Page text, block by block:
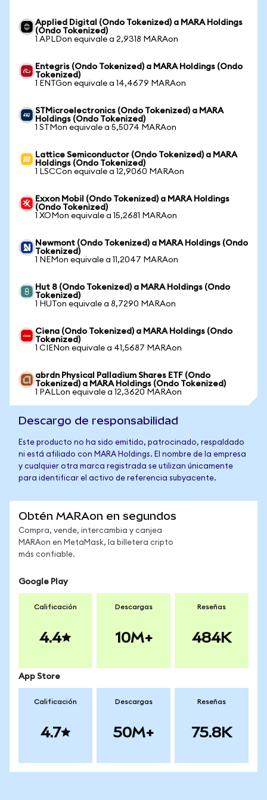
Applied Digital (Ondo Tokenized) a MARA Holdings
(Ondo Tokenized)
1 APLDon equivale a 2,9318 MARAon
Entegris (Ondo Tokenized) a MARA Holdings (Ondo
Tokenized)
1 ENTGon equivale a 14,4679 MARAon
STMicroelectronics (Ondo Tokenized) a MARA
Holdings (Ondo Tokenized)
1 STMon equivale a 5,5074 MARAon
Lattice Semiconductor (Ondo Tokenized) a MARA
Holdings (Ondo Tokenized)
1 LSCCon equivale a 12,9060 MARAon
Exxon Mobil (Ondo Tokenized) a MARA Holdings
(Ondo Tokenized)
1 XOMon equivale a 15,2681 MARAon
Newmont (Ondo Tokenized) a MARA Holdings (Ondo
Tokenized)
1 NEMon equivale a 11,2047 MARAon
Hut 8 (Ondo Tokenized) a MARA Holdings (Ondo
Tokenized)
1 HUTon equivale a 8,7290 MARAon
Ciena (Ondo Tokenized) a MARA Holdings (Ondo
Tokenized)
1 CIENon equivale a 41,5687 MARAon
abrdn Physical Palladium Shares ETF (Ondo
Tokenized) a MARA Holdings (Ondo Tokenized)
1 PALLon equivale a 12,3620 MARAon
Descargo de responsabilidad
Este producto no ha sido emitido, patrocinado, respaldado
ni está afiliado con MARA Holdings. El nombre de la empresa
y cualquier otra marca registrada se utilizan únicamente
para identificar el activo de referencia subyacente.
Obtén MARAon en segundos
Compra, vende, intercambia y canjea
MARAon en MetaMask, la billetera cripto
más confiable.
Google Play
Calificación
4.4
Descargas
10M+
Reseñas
484K
App Store
Calificación
4.7
Descargas
50M+
Reseñas
75.8K